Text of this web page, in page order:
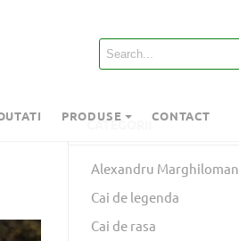
PRODUSE CONTACT
CATEGORII
Alexandru Marghiloman
Cai de legenda
Cai de rasa